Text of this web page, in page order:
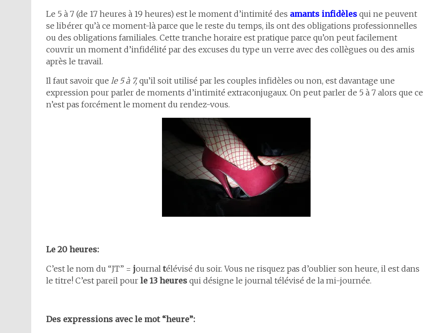
Le 5 à 7 (de 17 heures à 19 heures) est le moment d’intimité des amants infidèles qui ne peuvent
se libérer qu’à ce moment-là parce que le reste du temps, ils ont des obligations professionnelles
ou des obligations familiales. Cette tranche horaire est pratique parce qu’on peut facilement
couvrir un moment d’infidélité par des excuses du type un verre avec des collègues ou des amis
après le travail.
Il faut savoir que le 5 à 7, qu’il soit utilisé par les couples infidèles ou non, est davantage une
expression pour parler de moments d’intimité extraconjugaux. On peut parler de 5 à 7 alors que ce
n’est pas forcément le moment du rendez-vous.
Le 20 heures:
C’est le nom du “JT” = journaltélévisé du soir. Vous ne risquez pas d’oublier son heure, il est dans
le titre! C’est pareil pour le 13 heures qui désigne le journal télévisé de la mi-journée.
Des expressions avec le mot “heure”: